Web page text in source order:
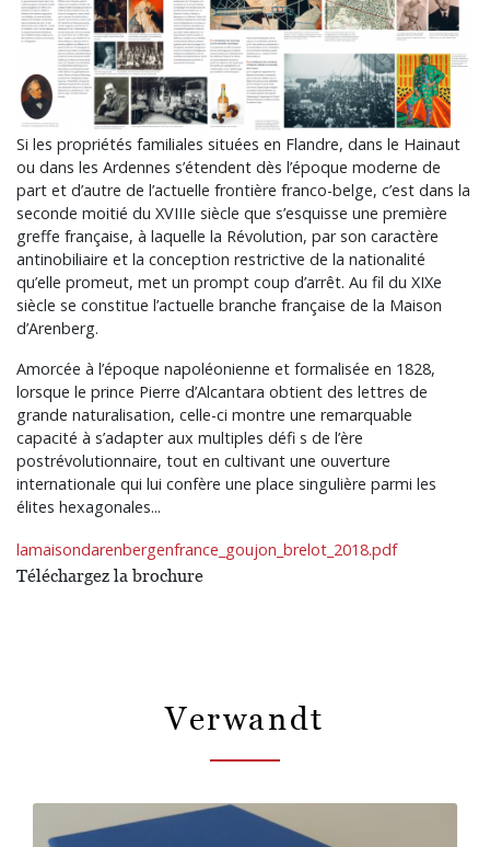
Si les propriétés familiales situées en Flandre, dans le Hainaut
ou dans les Ardennes s’étendent dès l’époque moderne de
part et d’autre de l’actuelle frontière franco-belge, c’est dans la
seconde moitié du XVIIIe siècle que s’esquisse une première
greffe française, à laquelle la Révolution, par son caractère
antinobiliaire et la conception restrictive de la nationalité
qu’elle promeut, met un prompt coup d’arrêt. Au fil du XIXe
siècle se constitue l’actuelle branche française de la Maison
d’Arenberg.
Amorcée à l’époque napoléonienne et formalisée en 1828,
lorsque le prince Pierre d’Alcantara obtient des lettres de
grande naturalisation, celle-ci montre une remarquable
capacité à s’adapter aux multiples défi s de l’ère
postrévolutionnaire, tout en cultivant une ouverture
internationale qui lui confère une place singulière parmi les
élites hexagonales...
lamaisondarenbergenfrance_goujon_brelot_2018.pdf
Téléchargez la brochure
Verwandt